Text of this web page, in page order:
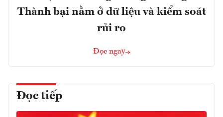
Thành bại nằm ở dữ liệu và kiểm soát
rủi ro
Đọc ngay
Đọc tiếp